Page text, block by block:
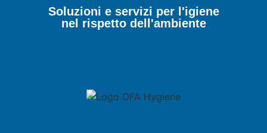
Soluzioni e servizi per l'igiene
nel rispetto dell'ambiente